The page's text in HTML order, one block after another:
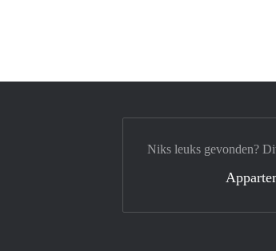
Niks leuks gevonden?